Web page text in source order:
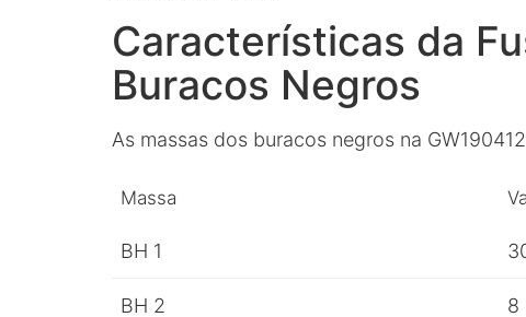
Características da
Buracos Negros
As massas dos buracos negros na
Massa
BH 1
BH 2
8